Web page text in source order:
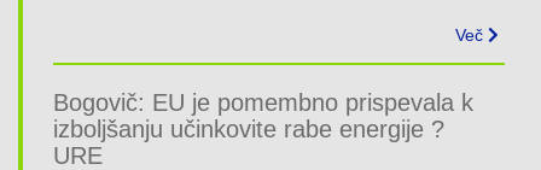
Več
Bogovič: EU je pomembno prispevala k
izboljšanju učinkovite rabe energije ?
URE